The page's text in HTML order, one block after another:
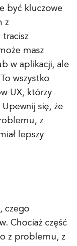
być kluczowe
z
tracisz
masz
w aplikacji, ale
wszystko
UX, którzy
się, że
z
lepszy
czego
Chociaż część
z problemu, z